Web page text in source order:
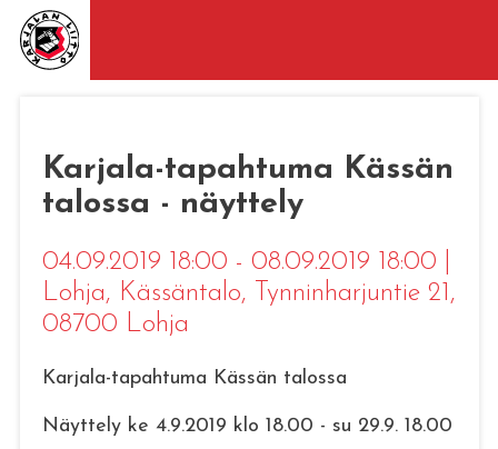
Karjala-tapahtuma Kässän
talossa - näyttely
04.09.2019 18:00 - 08.09.2019 18:00
Lohja, Kässäntalo, Tynninharjuntie 21,
08700 Lohja
Karjala-tapahtuma Kässän talossa
Näyttely ke 4.9.2019 klo 18.00 - su 29.9. 18.00